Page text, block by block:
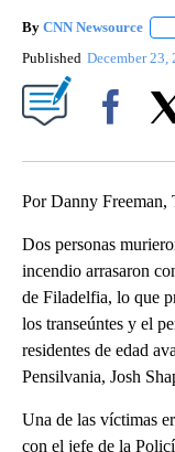
By CNN Newsource
Published December 23,
Por Danny
Dos personas
incendio arrasaron
de Filadelfia, lo que
los transeúntes y el
residentes de edad
Pensilvania, Josh
Una de las víctimas
con el jefe de la